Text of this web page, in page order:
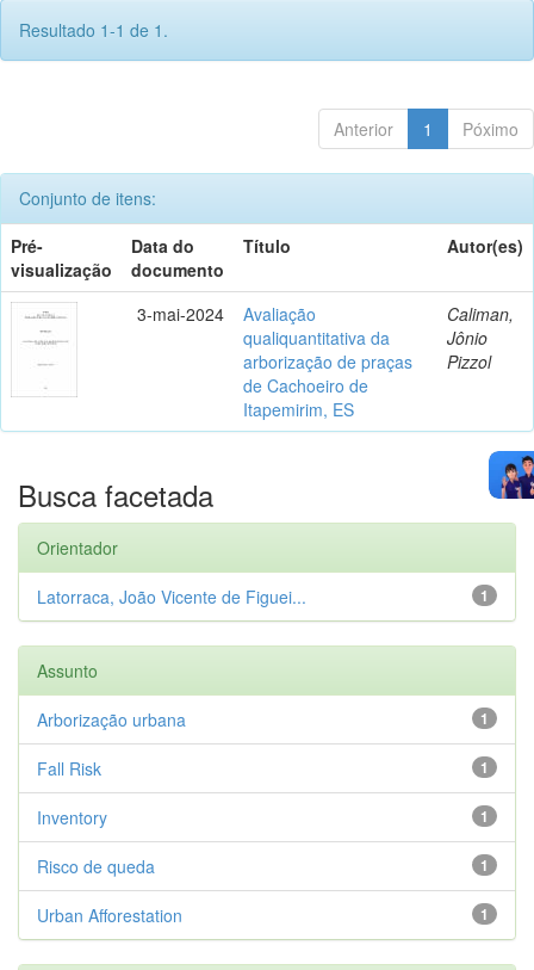
Resultado 1-1 de 1.
Anterior 1 Póximo
Conjunto de itens:
Pré-
visualização
Data do
documento
Título Autor(es)
3-mai-2024
Avaliação
qualiquantitativa da
arborização de praças
de Cachoeiro de
Itapemirim, ES
Caliman,
Jônio
Pizzol
Busca facetada
Orientador
1
Latorraca, João Vicente de Figuei...
Assunto
1
Arborização urbana
1
Fall Risk
1
Inventory
1
Risco de queda
1
Urban Afforestation